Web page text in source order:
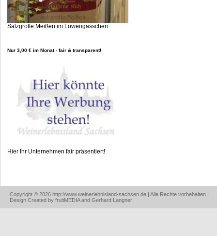
Salzgrotte Meißen im Löwengässchen
Nur 3,00 € im Monat - fair & transparent!
Hier Ihr Unternehmen fair präsentiert!
Copyright © 2026 http://www.weinerlebnisland-sachsen.de | Alle Rechte vorbehalten |
Design Created by fruitMEDIA and Gerhard Langner